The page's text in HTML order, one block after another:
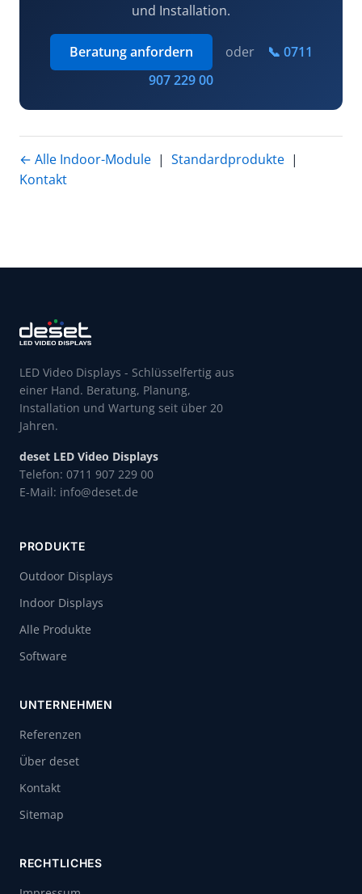
und Installation.
Beratung anfordern oder
📞 0711
907 229 00
← Alle Indoor-Module | Standardprodukte |
Kontakt
LED Video Displays - Schlüsselfertig aus
einer Hand. Beratung, Planung,
Installation und Wartung seit über 20
Jahren.
deset LED Video Displays
Telefon: 0711 907 229 00
E-Mail: info@deset.de
PRODUKTE
Outdoor Displays
Indoor Displays
Alle Produkte
Software
UNTERNEHMEN
Referenzen
Über deset
Kontakt
Sitemap
RECHTLICHES